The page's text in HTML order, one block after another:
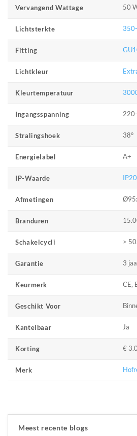
Vervangend Wattage 50
Lichtsterkte
Fitting
Lichtkleur
Kleurtemperatuur
Ingangsspanning
Stralingshoek 38°
Energielabel A+
IP-Waarde IP20
Afmetingen
Branduren
Schakelcycli >
Garantie 3
Keurmerk CE,
Geschikt Voor
Kantelbaar Ja
Korting €
Merk
Meest recente blogs